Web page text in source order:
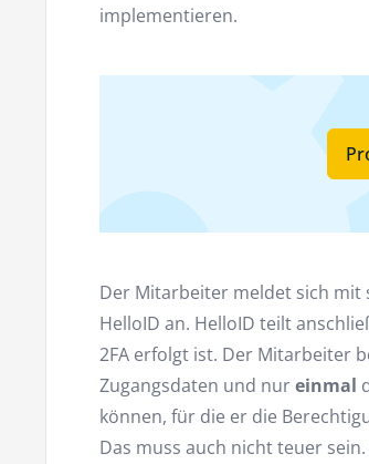
implementieren.
Der Mitarbeiter meldet sich mit
HelloID an. HelloID teilt
2FA erfolgt ist. Der Mitarbeiter
Zugangsdaten und nureinmal
können, für die er die
Das muss auch nicht teuer